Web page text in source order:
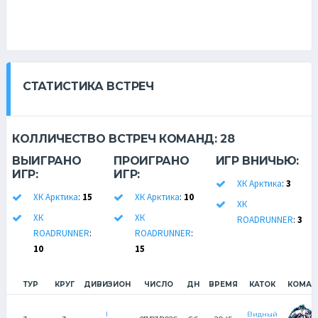
СТАТИСТИКА ВСТРЕЧ
КОЛЛИЧЕСТВО ВСТРЕЧ КОМАНД:28
ВЫИГРАНО
ИГР:
ХК Арктика: 15
ХК
ROADRUNNER:
10
ПРОИГРАНО
ИГР:
ХК Арктика: 10
ХК
ROADRUNNER:
15
ИГР ВНИЧЬЮ:
ХК Арктика: 3
ХК
ROADRUNNER: 3
ТУР КРУГ ДИВИЗИОН ЧИСЛО ДН ВРЕМЯ КАТОК
I
Видный